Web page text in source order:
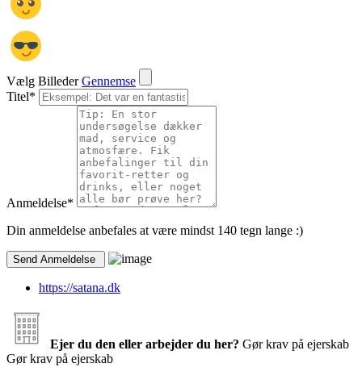
Vælg Billeder Gennemse
Titel*
Anmeldelse*
Din anmeldelse anbefales at være mindst 140 tegn lange :)
https://satana.dk
Ejer du den eller arbejder du her? Gør krav på ejerskab
Gør krav på ejerskab